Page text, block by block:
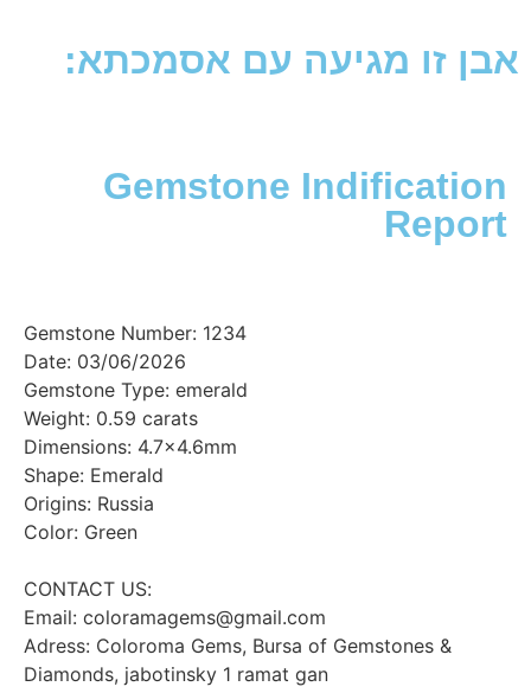
זו מגיעה עם אסמכתא:
Gemstone
Gemstone Number: 1234
Date: 03/06/2026
Gemstone Type: emerald
Weight: 0.59 carats
Dimensions: 4.7x4.6mm
Shape: Emerald
Origins: Russia
Color: Green
Email: coloramagems@gmail.com
Adress: Coloroma Gems, Bursa of Gemstones &
Diamonds, jabotinsky 1 ramat gan